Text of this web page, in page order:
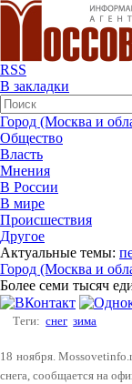
RSS
В закладки
Город (Москва и
Общество
Власть
Мнения
В России
В мире
Происшествия
Другое
Актуальные темы:
Город (Москва и
Более семи тысяч
Теги: снег зима
18 ноября.
снега, сообщается на